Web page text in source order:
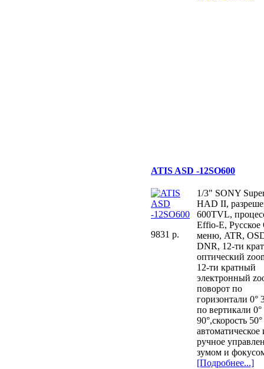
ATIS ASD -12SO600
9831 p.
1/3" SONY
HAD II,
600TVL,
Effio-E,
меню, ATR,
DNR, 12-ти
оптический
12-ти кратный
электронный
поворот по
горизонтали 0°
по вертикали 0°
90°,скорость
автоматическое
ручное
зумом и
[Подробнее...]